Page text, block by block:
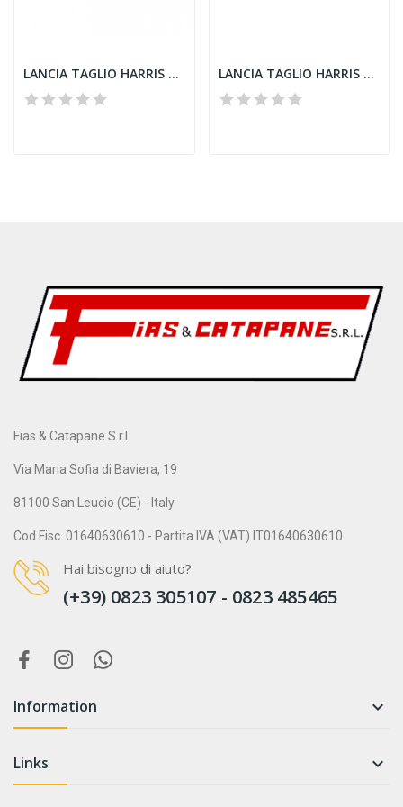
LANCIA TAGLIO HARRIS 72-2VHF 3 tubi LANCIA TAGLIO HARRIS 573
Fias & Catapane S.r.l.
Via Maria Sofia di Baviera, 19
81100 San Leucio (CE) - Italy
Cod.Fisc. 01640630610 - Partita IVA (VAT) IT01640630610
Hai bisogno di aiuto?
(+39) 0823 305107 - 0823 485465
Information 
Links 